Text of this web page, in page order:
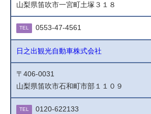
山梨県笛吹市一宮町土塚３１８
TEL 0553-47-4561
日之出観光自動車株式会社
〒406-0031
山梨県笛吹市石和町市部１１０９
TEL 0120-622133